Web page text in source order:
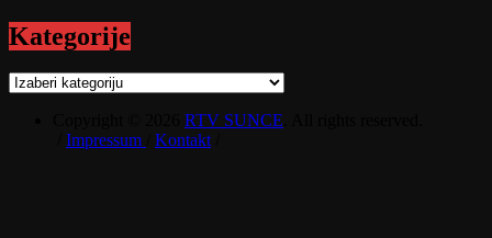
Kategorije
Kategorije
RTV SUNCE
Impressum Kontakt/